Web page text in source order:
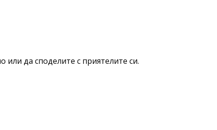
или да споделите с приятелите си.